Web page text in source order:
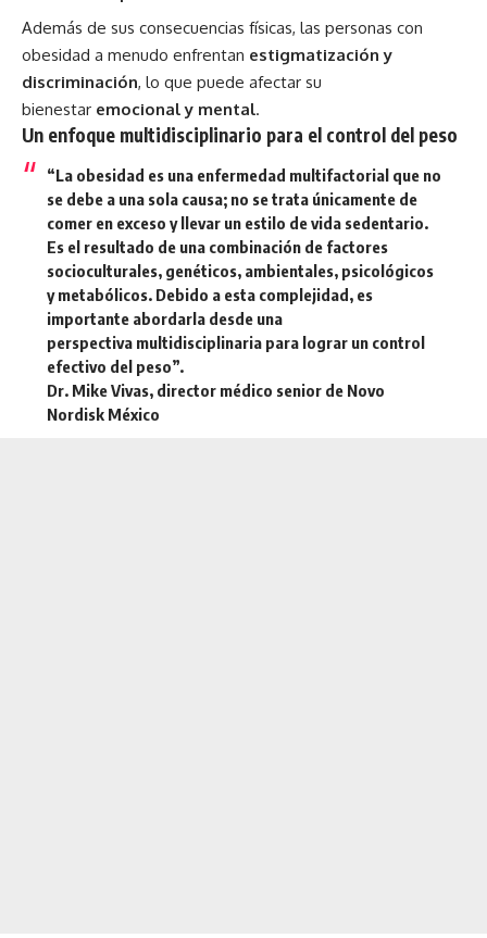
Además de sus consecuencias físicas, las personas con
obesidad a menudo enfrentan estigmatización y
discriminación, lo que puede afectar su
bienestar emocional y mental.
Un enfoque multidisciplinario para el control del peso
“La obesidad es una enfermedad multifactorial que no
se debe a una sola causa; no se trata únicamente de
comer en exceso y llevar un estilo de vida sedentario.
Es el resultado de una combinación de factores
socioculturales, genéticos, ambientales, psicológicos
y metabólicos. Debido a esta complejidad, es
importante abordarla desde una
perspectiva multidisciplinariapara lograr un control
efectivo del peso”.
Dr. Mike Vivas, director médico senior de Novo
Nordisk México